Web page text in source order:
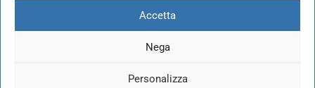
Accetta
Nega
Personalizza
10694580969